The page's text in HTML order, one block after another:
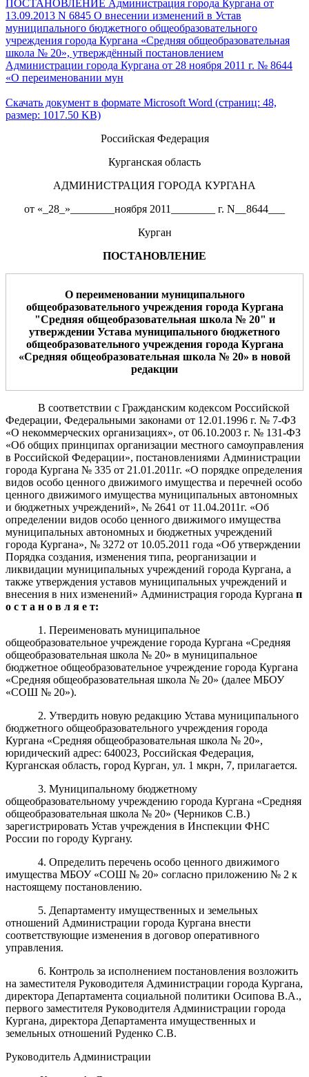
ПОСТАНОВЛЕНИЕ Администрация города Кургана от
13.09.2013 N 6845 О внесении изменений в Устав
муниципального бюджетного общеобразовательного
учреждения города Кургана «Средняя общеобразовательная
школа № 20», утверждённый постановлением
Администрации города Кургана от 28 ноября 2011 г. № 8644
«О переименовании мун
Скачать документ в формате Microsoft Word (страниц: 48,
размер: 1017.50 KB)
Российская Федерация
Курганская область
АДМИНИСТРАЦИЯ ГОРОДА КУРГАНА
от «_28_»________ноября 2011________ г. N__8644___
Курган
ПОСТАНОВЛЕНИЕ
О переименовании муниципального
общеобразовательного учреждения города Кургана
"Средняя общеобразовательная школа № 20" и
утверждении Устава муниципального бюджетного
общеобразовательного учреждения города Кургана
«Средняя общеобразовательная школа № 20» в новой
редакции
В соответствии с Гражданским кодексом Российской
Федерации, Федеральными законами от 12.01.1996 г. № 7-ФЗ
«О некоммерческих организациях», от 06.10.2003 г. № 131-ФЗ
«Об общих принципах организации местного самоуправления
в Российской Федерации», постановлениями Администрации
города Кургана № 335 от 21.01.2011г. «О порядке определения
видов особо ценного движимого имущества и перечней особо
ценного движимого имущества муниципальных автономных
и бюджетных учреждений», № 2641 от 11.04.2011г. «Об
определении видов особо ценного движимого имущества
муниципальных автономных и бюджетных учреждений
города Кургана», № 3272 от 10.05.2011 года «Об утверждении
Порядка создания, изменения типа, реорганизации и
ликвидации муниципальных учреждений города Кургана, а
также утверждения уставов муниципальных учреждений и
внесения в них изменений» Администрация города Кургана п
о с т а н о в л я е т:
1. Переименоватьмуниципальное
общеобразовательное учреждение города Кургана «Средняя
общеобразовательная школа № 20» в муниципальное
бюджетное общеобразовательное учреждение города Кургана
«Средняя общеобразовательная школа № 20» (далее МБОУ
«СОШ № 20»).
2. Утвердить новую редакцию Устава муниципального
бюджетного общеобразовательного учреждения города
Кургана «Средняя общеобразовательная школа № 20»,
юридический адрес: 640023, Российская Федерация,
Курганская область, город Курган, ул. 1 мкрн, 7, прилагается.
3. Муниципальному бюджетному
общеобразовательному учреждению города Кургана «Средняя
общеобразовательная школа № 20» (Черников С.В.)
зарегистрировать Устав учреждения в Инспекции ФНС
России по городу Кургану.
4. Определить перечень особо ценного движимого
имущества МБОУ «СОШ № 20» согласно приложению № 2 к
настоящему постановлению.
5. Департаментуимущественных и земельных
отношений Администрации города Кургана внести
соответствующие изменения в договор оперативного
управления.
6. Контроль за исполнением постановления возложить
на заместителя Руководителя Администрации города Кургана,
директора Департамента социальной политики Осипова В.А.,
первого заместителя Руководителя Администрации города
Кургана, директора Департамента имущественных и
земельных отношений Руденко С.В.
Руководитель Администрации